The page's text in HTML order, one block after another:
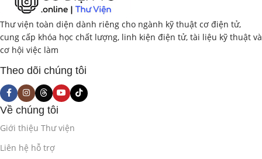
Lựa chọn mô hình và kiến trúc mạng phù hợp.
Huấn luyện, đánh giá và tối ưu mô hình.
Triển khai mô hình trên robot.
Phần 2: Mạng Nơ-ron Tích Chập (CNN)
và Thị Giác Máy Tính cho Robot (12
giờ)
Thư viện toàn diện dành riêng cho ngành kỹ thuật cơ điện tử,
cung cấp khóa học chất lượng, linh kiện điện tử, tài liệu kỹ thuật và
cơ hội việc làm
Theo dõi chúng tôi
Về chúng tôi
Giới thiệu Thư viện
Liên hệ hỗ trợ